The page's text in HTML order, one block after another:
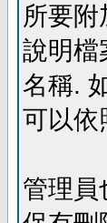
所要
說明檔
名稱.
可以依
管理員